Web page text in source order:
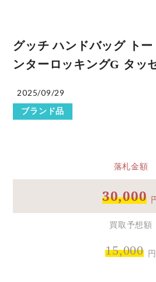
グッチ ハンドバッグ ト
ンターロッキングG タッ
2025/09/29
ブランド品
落札金額
30,000
買取予想額
15,000 円